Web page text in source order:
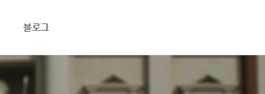
블로그